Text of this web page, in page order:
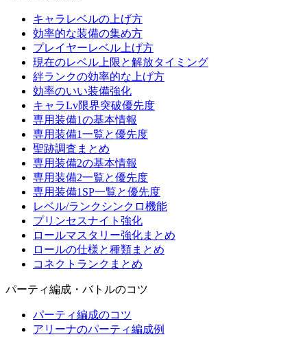
キャラレベルの上げ方
効率的な装備の集め方
プレイヤーレベル上げ方
現在のレベル上限と解放タイミング
絆ランクの効率的な上げ方
効率のいい装備強化
キャラLv限界突破優先度
専用装備1の基本情報
専用装備1一覧と優先度
聖跡調査まとめ
専用装備2の基本情報
専用装備2一覧と優先度
専用装備1SP一覧と優先度
レベル/ランクシンクロ機能
プリンセスナイト強化
ロールマスタリー強化まとめ
ロールの仕様と種類まとめ
コネクトランクまとめ
パーティ編成・バトルのコツ
パーティ編成のコツ
アリーナのパーティ編成例